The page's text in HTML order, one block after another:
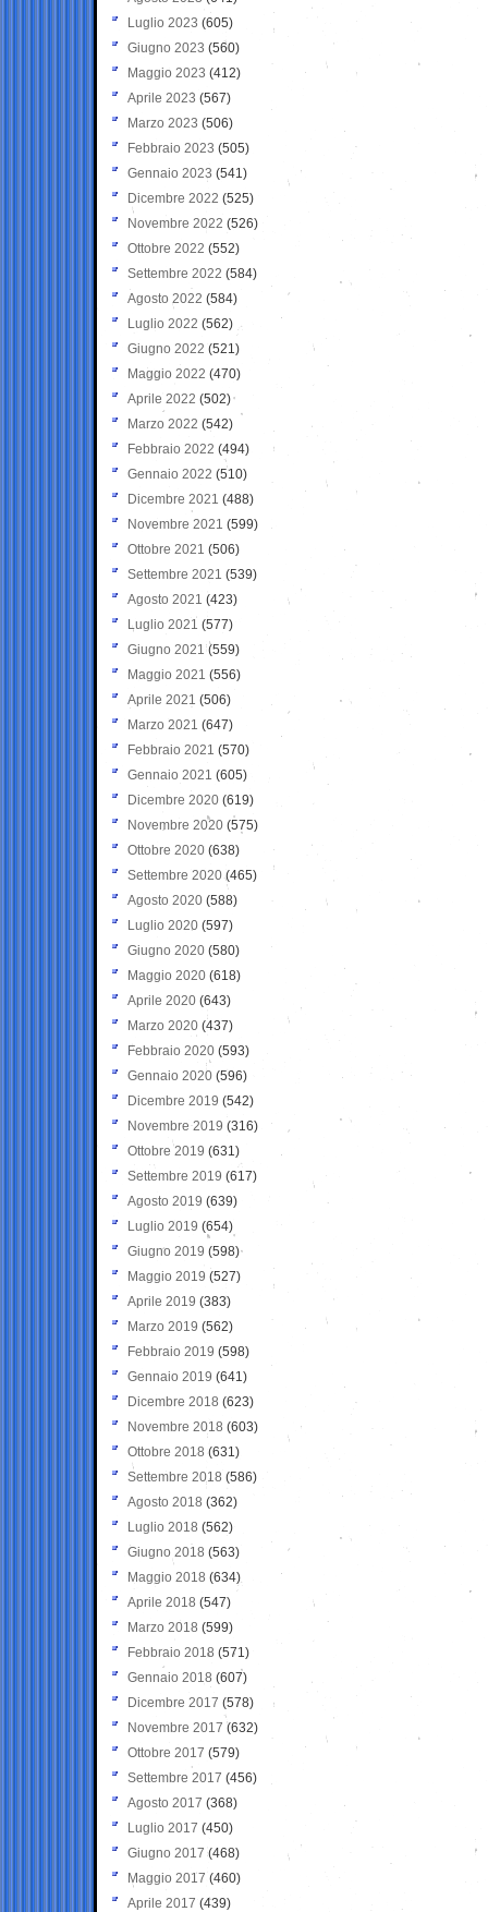
Luglio 2023 (605)
Giugno 2023 (560)
Maggio 2023 (412)
Aprile 2023 (567)
Marzo 2023 (506)
Febbraio 2023 (505)
Gennaio 2023 (541)
Dicembre 2022 (525)
Novembre 2022 (526)
Ottobre 2022 (552)
Settembre 2022 (584)
Agosto 2022 (584)
Luglio 2022 (562)
Giugno 2022 (521)
Maggio 2022 (470)
Aprile 2022 (502)
Marzo 2022 (542)
Febbraio 2022 (494)
Gennaio 2022 (510)
Dicembre 2021 (488)
Novembre 2021 (599)
Ottobre 2021 (506)
Settembre 2021 (539)
Agosto 2021 (423)
Luglio 2021 (577)
Giugno 2021(559)
Maggio 2021 (556)
Aprile 2021 (506)
Marzo 2021 (647)
Febbraio 2021 (570)
Gennaio 2021 (605)
Dicembre 2020 (619)
Novembre 2020 (575)
Ottobre 2020 (638)
Settembre 2020(465)
Agosto 2020 (588)
Luglio 2020 (597)
Giugno 2020 (580)
Maggio 2020 (618)
Aprile 2020 (643)
Marzo 2020 (437)
Febbraio 2020 (593)
Gennaio 2020 (596)
Dicembre 2019 (542)
Novembre 2019 (316)
Ottobre 2019 (631)
Settembre 2019 (617)
Agosto 2019 (639)
Luglio 2019 (654)
Giugno 2019 (598)
Maggio 2019 (527)
Aprile 2019 (383)
Marzo 2019 (562)
Febbraio 2019 (598)
Gennaio 2019 (641)
Dicembre 2018 (623)
Novembre 2018 (603)
Ottobre 2018 (631)
Settembre 2018 (586)
Agosto 2018 (362)
Luglio 2018 (562)
Giugno 2018 (563)
Maggio 2018 (634)
Aprile 2018 (547)
Marzo 2018 (599)
Febbraio 2018 (571)
Gennaio 2018 (607)
Dicembre 2017 (578)
Novembre 2017 (632)
Ottobre 2017 (579)
Settembre 2017 (456)
Agosto 2017 (368)
Luglio 2017 (450)
Giugno 2017 (468)
Maggio 2017 (460)
Aprile 2017 (439)